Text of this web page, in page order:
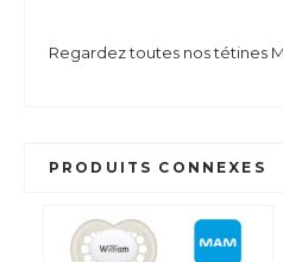
Regardez toutes nos tétines
PRODUITS CONNEXES